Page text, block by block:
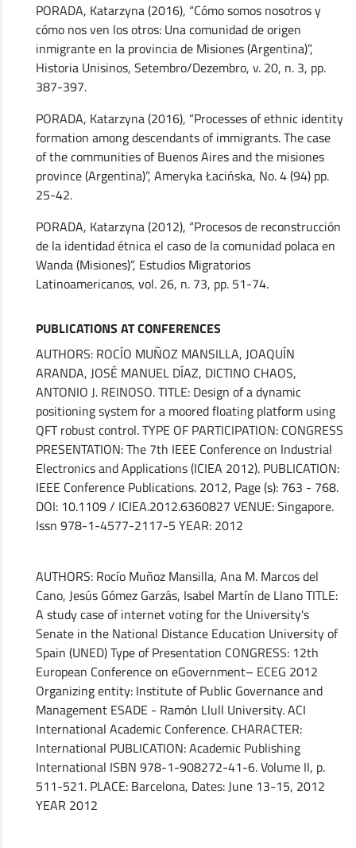
PORADA, Katarzyna (2016), “Cómo somos nosotros y
cómo nos ven los otros: Una comunidad de origen
inmigrante en la provincia de Misiones (Argentina)”,
Historia Unisinos, Setembro/Dezembro, v. 20, n. 3, pp.
387-397.
PORADA, Katarzyna (2016), “Processes of ethnic identity
formation among descendants of immigrants. The case
of the communities of Buenos Aires and the misiones
province (Argentina)”, Ameryka Łacińska, No. 4 (94) pp.
25-42.
PORADA, Katarzyna (2012), “Procesos de reconstrucción
de la identidad étnica el caso de la comunidad polaca en
Wanda (Misiones)”, Estudios Migratorios
Latinoamericanos, vol. 26, n. 73, pp. 51-74.
PUBLICATIONS AT CONFERENCES
AUTHORS: ROCÍO MUÑOZ MANSILLA, JOAQUÍN
ARANDA, JOSÉ MANUEL DÍAZ, DICTINO CHAOS,
ANTONIO J. REINOSO. TITLE: Design of a dynamic
positioning system for a moored floating platform using
QFT robust control. TYPE OF PARTICIPATION: CONGRESS
PRESENTATION: The 7th IEEE Conference on Industrial
Electronics and Applications (ICIEA 2012). PUBLICATION:
IEEE Conference Publications. 2012, Page (s): 763 - 768.
DOI: 10.1109 / ICIEA.2012.6360827 VENUE: Singapore.
Issn 978-1-4577-2117-5 YEAR: 2012
AUTHORS: Rocío Muñoz Mansilla, Ana M. Marcos del
Cano, Jesús Gómez Garzás, Isabel Martín de Llano TITLE:
A study case of internet voting for the University's
Senate in the National Distance Education University of
Spain (UNED) Type of Presentation CONGRESS: 12th
European Conference on eGovernment– ECEG 2012
Organizing entity: Institute of Public Governance and
Management ESADE - Ramón Llull University. ACI
International Academic Conference. CHARACTER:
International PUBLICATION: Academic Publishing
International ISBN 978-1-908272-41-6. Volume II, p.
511-521. PLACE: Barcelona, ​​Dates: June 13-15, 2012
YEAR 2012